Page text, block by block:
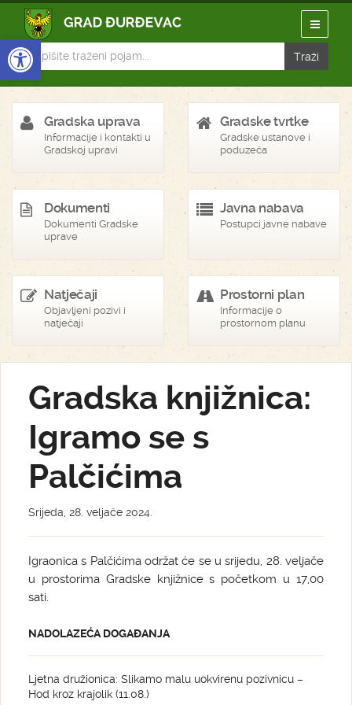
Open toolbar
Gradska uprava
Informacije i kontakti u
Gradskoj upravi
Gradske tvrtke
Gradske ustanove i
poduzeća
Dokumenti
Dokumenti Gradske
uprave
Javna nabava
Postupci javne nabave
Natječaji
Objavljeni pozivi i
natječaji
Prostorni plan
Informacije o
prostornom planu
Gradska knjižnica:
Igramo se s
Palčićima
Srijeda, 28. veljače 2024.
Igraonica s Palčićima održat će se u srijedu, 28. veljače
u prostorima Gradske knjižnice s početkom u 17,00
sati.
NADOLAZEĆA DOGAĐANJA
Ljetna družionica: Slikamo malu uokvirenu pozivnicu –
Hod kroz krajolik (11.08.)